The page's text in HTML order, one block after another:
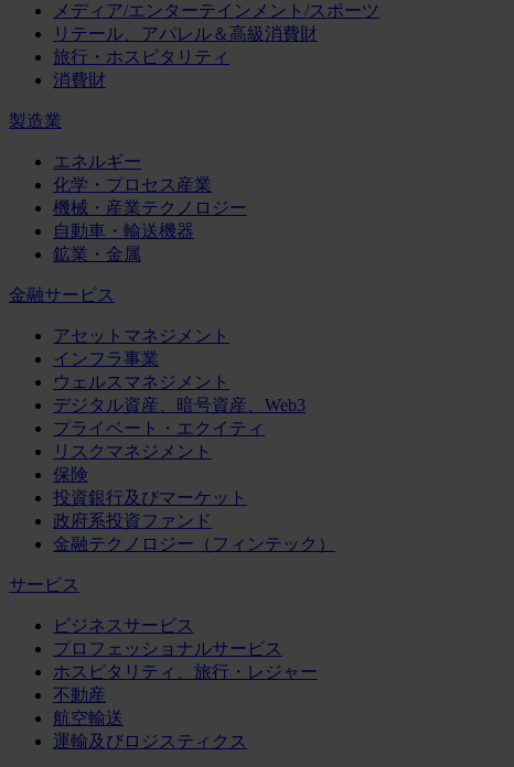
メディア/エンターテインメント/スポーツ
リテール、アパレル＆高級消費財
旅行・ホスピタリティ
消費財
製造業
エネルギー
化学・プロセス産業
機械・産業テクノロジー
自動車・輸送機器
鉱業・金属
金融サービス
アセットマネジメント
インフラ事業
ウェルスマネジメント
デジタル資産、暗号資産、Web3
プライベート・エクイティ
リスクマネジメント
保険
投資銀行及びマーケット
政府系投資ファンド
金融テクノロジー（フィンテック）
サービス
ビジネスサービス
プロフェッショナルサービス
ホスピタリティ、旅行・レジャー
不動産
航空輸送
運輸及びロジスティクス